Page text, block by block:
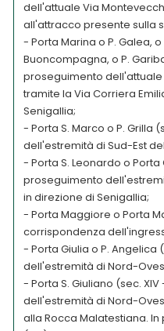
dell'attuale Via
all'attracco presente sulla
- Porta Marina o P. Galea, o
Buoncompagna, o P.
proseguimento
tramite la Via Corriera
Senigallia;
- Porta S. Marco o P. Grilla
dell'estremità di Sud-Est
- Porta S. Leonardo o Porta
proseguimento
in direzione di Senigallia;
- Porta Maggiore o Porta
corrispondenza
- Porta Giulia o P. Angelica
dell'estremità di Nord-
- Porta S. Giuliano (sec.
dell'estremità di Nord-
alla Rocca Malatestiana.